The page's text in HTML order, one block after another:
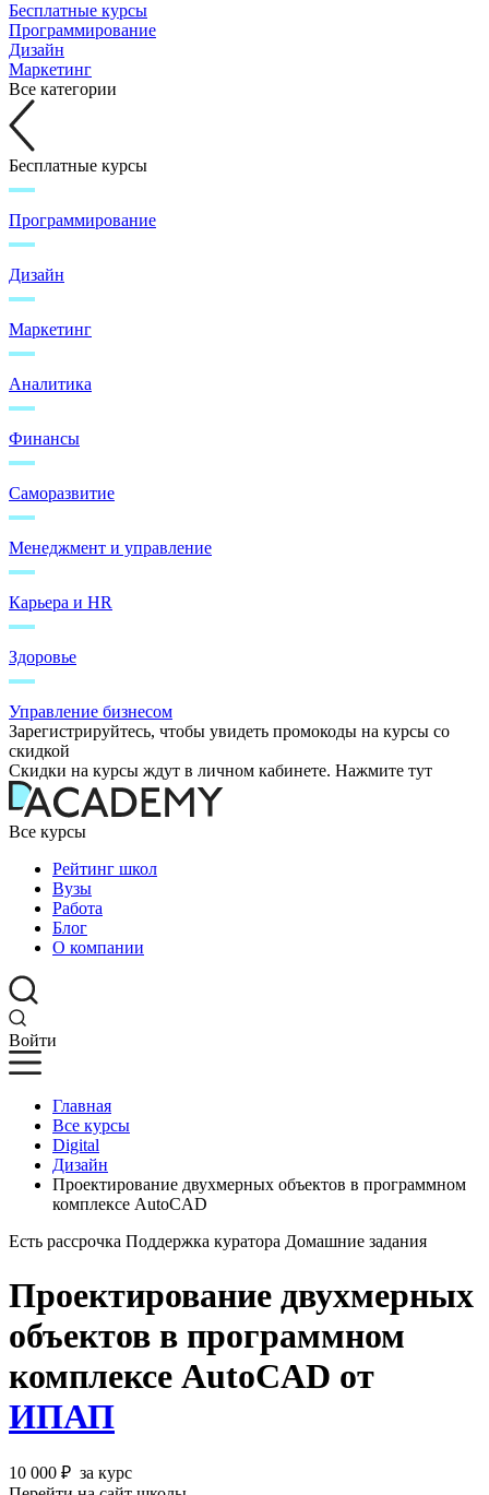
Бесплатные курсы
Программирование
Дизайн
Маркетинг
Все категории
Бесплатные курсы
Программирование
Дизайн
Маркетинг
Аналитика
Финансы
Саморазвитие
Менеджмент и управление
Карьера и HR
Здоровье
Управление бизнесом
Зарегистрируйтесь, чтобы увидеть промокоды на курсы со
скидкой
Скидки на курсы ждут в личном кабинете. Нажмите тут
Все курсы
Рейтинг школ
Вузы
Работа
Блог
О компании
Войти
Главная
Все курсы
Digital
Дизайн
Проектирование двухмерных объектов в программном
комплексе AutoCAD
Есть рассрочка Поддержка куратора Домашние задания
Проектирование двухмерных
объектов в программном
комплексе AutoCAD от
ИПАП
10 000 ₽ за курс